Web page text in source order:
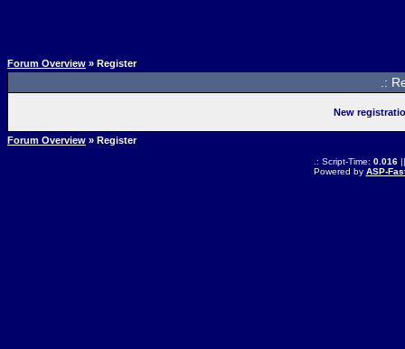
Forum Overview » Register
.:
New
Forum Overview » Register
.: Script-Time: 0.016||
Powered by ASP-